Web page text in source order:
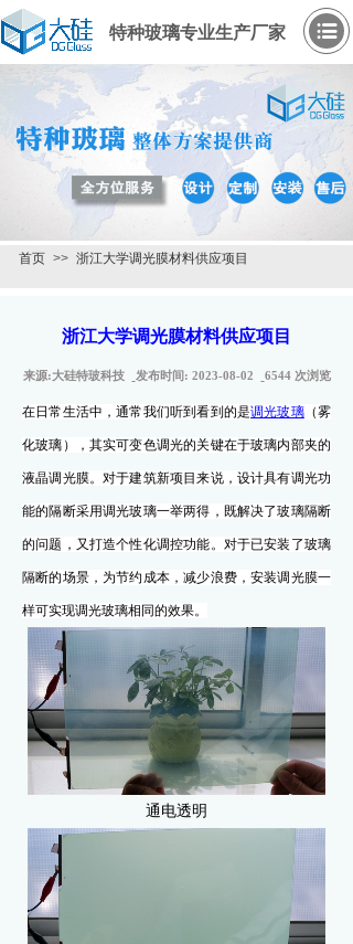
特种玻璃专业生产厂家
首页 >> 浙江大学调光膜材料供应项目
浙江大学调光膜材料供应项目
来源:大硅特玻科技 发布时间: 2023-08-02 6544 次浏览
在日常生活中，通常我们听到看到的是调光玻璃（雾
化玻璃），其实可变色调光的关键在于玻璃内部夹的
液晶调光膜。对于建筑新项目来说，设计具有调光功
能的隔断采用调光玻璃一举两得，既解决了玻璃隔断
的问题，又打造个性化调控功能。对于已安装了玻璃
隔断的场景，为节约成本，减少浪费，安装调光膜一
样可实现调光玻璃相同的效果。
通电透明